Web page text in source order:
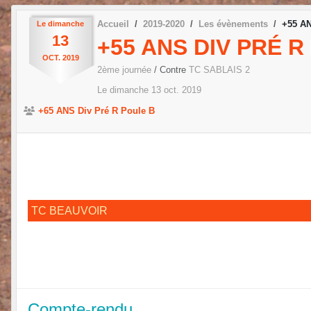
Le dimanche
13
OCT. 2019
Accueil 2019-2020 Les évènements +55
+55 ANS DIV PRÉ
2ème journée / Contre TC SABLAIS 2
Le dimanche 13 oct. 2019
+65 ANS Div Pré R Poule B
TC BEAUVOIR